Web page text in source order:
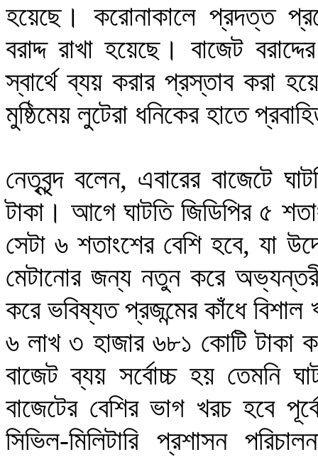
হয়েছে। করোনাকালে প্রদত্ত
বরাদ্দ রাখা হয়েছে। বাজেট
স্বার্থে ব্যয় করার প্রস্তাব করা
মুষ্ঠিমেয় লুটেরা ধনিকের হাতে
নেতৃবৃন্দ বলেন, এবারের বাজেটে
টাকা। আগে ঘাটতি জিডিপির ৫
সেটা ৬ শতাংশের বেশি হবে, যা
মেটানোর জন্য নতুন করে
করে ভবিষ্যত প্রজন্মের কাঁধে বিশাল
৬ লাখ ৩ হাজার ৬৮১ কোটি টাকা
বাজেট ব্যয় সর্বোচ্চ হয় তেমনি
বাজেটের বেশির ভাগ খরচ হবে
সিভিল-মিলিটারি প্রশাসন